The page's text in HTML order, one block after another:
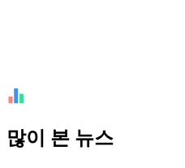
많이 본 뉴스